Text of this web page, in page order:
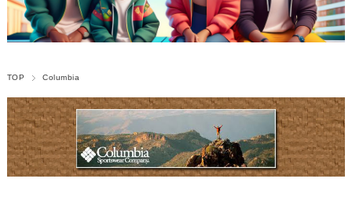
TOP Columbia